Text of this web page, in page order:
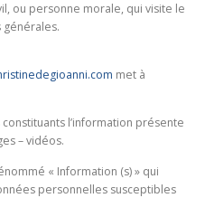
ou personne morale, qui visite le
met à
l’information présente
– vidéos.
« Information (s) » qui
personnelles susceptibles